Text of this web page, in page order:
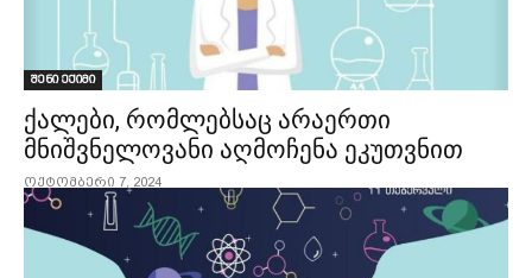
შენი ექიმი
ქალები, რომლებსაც არაერთი
მნიშვნელოვანი აღმოჩენა ეკუთვნით
ოქტომბერი 7, 2024